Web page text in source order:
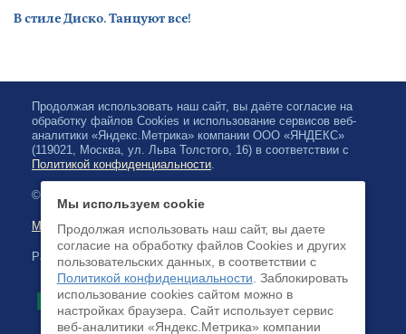
В стиле Диско. Танцуют все!
Продолжая использовать наш сайт, вы даёте согласие на
обработку файлов Cookies и использование сервисов веб-
аналитики «Яндекс.Метрика» компании ООО «ЯНДЕКС»
(119021, Москва, ул. Льва Толстого, 16) в соответствии с
Политикой конфиденциальности.
© 2026, Karelian State Philharmonic
Map of site
Payment by credit cards available
Мы используем cookie
Продолжая использовать наш сайт, вы даете
согласие на обработку файлов Cookies и других
пользовательских данных, в соответствии с
Политикой конфиденциальности . Заблокировать
использование cookies сайтом можно в
настройках браузера. Cайт использует сервис
веб-аналитики «Яндекс.Метрика» компании